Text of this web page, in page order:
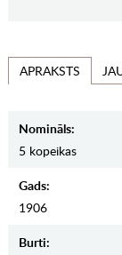
APRAKSTS
Nomināls:
5 kopeikas
Gads:
1906
Burti: